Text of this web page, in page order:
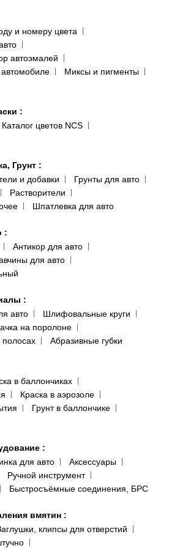
и номеру цвета
автоэмалей
автомобиле
Миксы и пигменты
:
Каталог цветов NCS
Грунт :
и добавки
Грунты для авто
Растворители
Шпатлевка для авто
:
Антикор для авто
для авто
:
авто
Шлифовальные круги
на поролоне
полосах
Абразивные губки
в баллончиках
Краска в аэрозоле
Грунт в баллончике
:
для авто
Аксессуары
Ручной инструмент
Быстросъёмные соединения, БРС
вмятин :
клипсы для отверстий